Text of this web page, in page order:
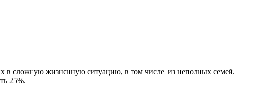
в сложную жизненную ситуацию, в том числе, из неполных семей.
25%.